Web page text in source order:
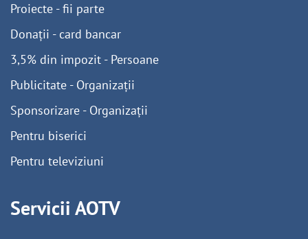
Proiecte - fii parte
Donații - card bancar
3,5% din impozit - Persoane
Publicitate - Organizații
Sponsorizare - Organizații
Pentru biserici
Pentru televiziuni
Servicii AOTV